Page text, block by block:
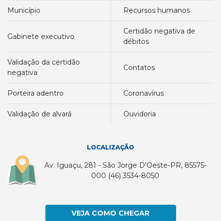
município recursos humanos
gabinete executivo
certidão negativa de
débitos
validação da certidão
negativa
contatos
porteira adentro coronavírus
validação de alvará ouvidoria
LOCALIZAÇÃO
Av. Iguaçu, 281 - São Jorge D'Oeste-PR, 85575-
000 (46) 3534-8050
VEJA COMO CHEGAR